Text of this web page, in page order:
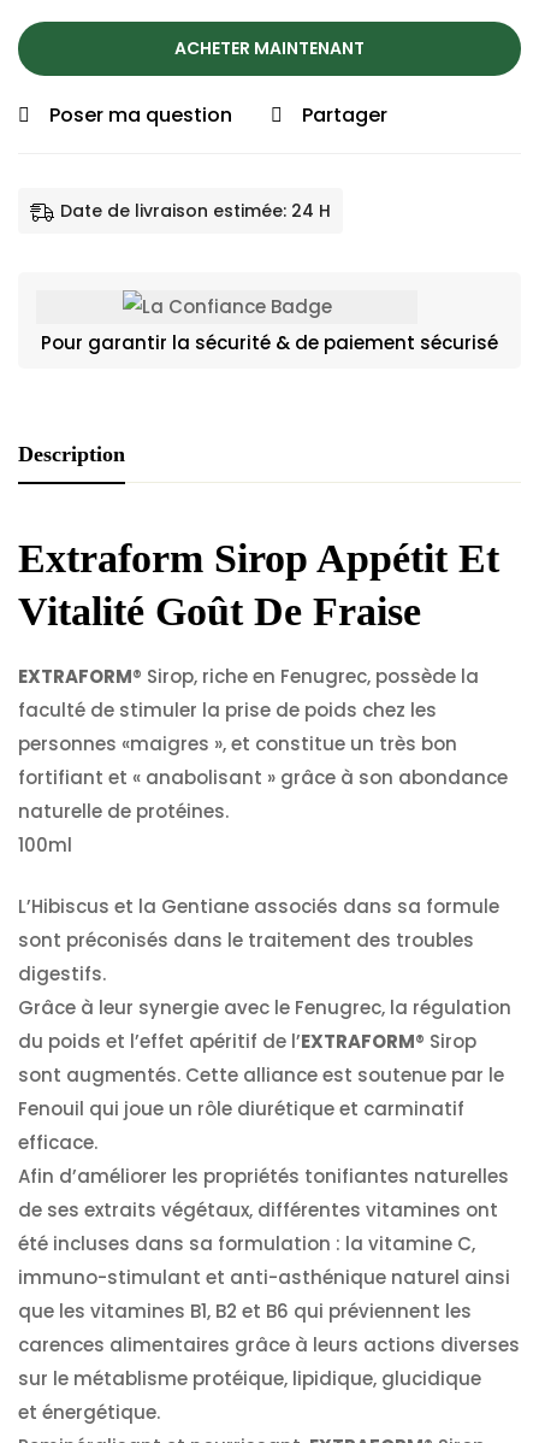
ACHETER MAINTENANT
Poser ma question Partager
Date de livraison estimée: 24 H
Pour garantir la sécurité & de paiement sécurisé
Description
Extraform Sirop Appétit Et
Vitalité Goût De Fraise
EXTRAFORM® Sirop, riche en Fenugrec, possède la
faculté de stimuler la prise de poids chez les
personnes «maigres », et constitue un très bon
fortifiant et « anabolisant » grâce à son abondance
naturelle de protéines.
100ml
L’Hibiscus et la Gentiane associés dans sa formule
sont préconisés dans le traitement des troubles
digestifs.
Grâce à leur synergie avec le Fenugrec, la régulation
du poids et l’effet apéritif de l’EXTRAFORM® Sirop
sont augmentés. Cette alliance est soutenue par le
Fenouil qui joue un rôle diurétique et carminatif
efficace.
Afin d’améliorer les propriétés tonifiantes naturelles
de ses extraits végétaux, différentes vitamines ont
été incluses dans sa formulation : la vitamine C,
immuno-stimulant et anti-asthénique naturel ainsi
que les vitamines B1, B2 et B6 qui préviennent les
carences alimentaires grâce à leurs actions diverses
sur le métablisme protéique, lipidique, glucidique
et énergétique.